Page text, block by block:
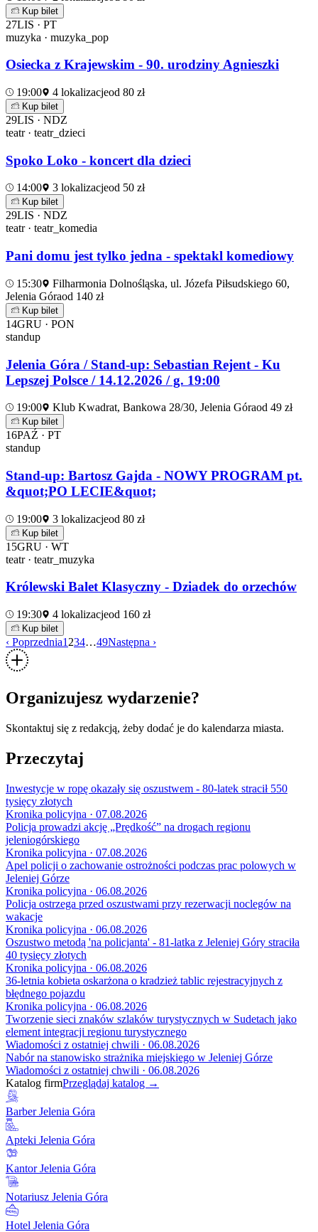
Kup bilet
27LIS · PT
muzyka · muzyka_pop
Osiecka z Krajewskim - 90. urodziny Agnieszki
19:00 4 lokalizacjeod 80 zł
Kup bilet
29LIS · NDZ
teatr · teatr_dzieci
Spoko Loko - koncert dla dzieci
14:00 3 lokalizacjeod 50 zł
Kup bilet
29LIS · NDZ
teatr · teatr_komedia
Pani domu jest tylko jedna - spektakl komediowy
15:30
Filharmonia Dolnośląska, ul. Józefa Piłsudskiego 60,
Jelenia Góraod 140 zł
Kup bilet
14GRU · PON
standup
Jelenia Góra / Stand-up: Sebastian Rejent - Ku
Lepszej Polsce / 14.12.2026 / g. 19:00
19:00 Klub Kwadrat, Bankowa 28/30, Jelenia Góraod 49 zł
Kup bilet
16PAŹ · PT
standup
Stand-up: Bartosz Gajda - NOWY PROGRAM pt.
&quot;PO LECIE&quot;
19:00 3 lokalizacjeod 80 zł
Kup bilet
15GRU · WT
teatr · teatr_muzyka
Królewski Balet Klasyczny - Dziadek do orzechów
19:30 4 lokalizacjeod 160 zł
Kup bilet
‹ Poprzednia1 234…49Następna ›
Organizujesz wydarzenie?
Skontaktuj się z redakcją, żeby dodać je do kalendarza miasta.
Przeczytaj
Inwestycje w ropę okazały się oszustwem - 80-latek stracił 550
tysięcy złotych
Kronika policyjna · 07.08.2026
Policja prowadzi akcję „Prędkość” na drogach regionu
jeleniogórskiego
Kronika policyjna · 07.08.2026
Apel policji o zachowanie ostrożności podczas prac polowych w
Jeleniej Górze
Kronika policyjna · 06.08.2026
Policja ostrzega przed oszustwami przy rezerwacji noclegów na
wakacje
Kronika policyjna · 06.08.2026
Oszustwo metodą 'na policjanta' - 81-latka z Jeleniej Góry straciła
40 tysięcy złotych
Kronika policyjna · 06.08.2026
36-letnia kobieta oskarżona o kradzież tablic rejestracyjnych z
błędnego pojazdu
Kronika policyjna · 06.08.2026
Tworzenie sieci znaków szlaków turystycznych w Sudetach jako
element integracji regionu turystycznego
Wiadomości z ostatniej chwili · 06.08.2026
Nabór na stanowisko strażnika miejskiego w Jeleniej Górze
Wiadomości z ostatniej chwili · 06.08.2026
Katalog firmPrzeglądaj katalog →
Barber Jelenia Góra
Apteki Jelenia Góra
Kantor Jelenia Góra
Notariusz Jelenia Góra
Hotel Jelenia Góra